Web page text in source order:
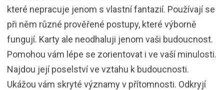
které nepracuje jenom s vlastní fantazií. Používají se
při něm různé prověřené postupy, které výborně
fungují. Karty ale neodhaluji jenom vaši budoucnost.
Pomohou vám lépe se zorientovat i ve vaší minulosti.
Najdou její poselství ve vztahu k budoucnosti.
Ukážou vám skryté významy v přítomnosti. Odkryjí